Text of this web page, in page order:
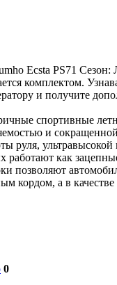
Ecsta PS71 Сезон:
комплектом.
и получите
спортивные
и
руля,
работают как
позволяют
кордом, а в
0